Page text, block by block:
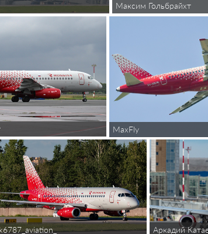
Максим Гольбрайхт
MaxFly
Аркадий